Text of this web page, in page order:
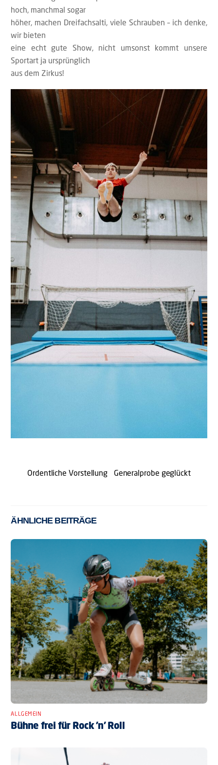
hoch, manchmal sogar
höher, machen Dreifachsalti, viele Schrauben – ich denke,
wir bieten
eine echt gute Show, nicht umsonst kommt unsere
Sportart ja ursprünglich
aus dem Zirkus!
Ordentliche Vorstellung Generalprobe geglückt
ÄHNLICHE BEITRÄGE
ALLGEMEIN
Bühne frei für Rock ’n’ Roll